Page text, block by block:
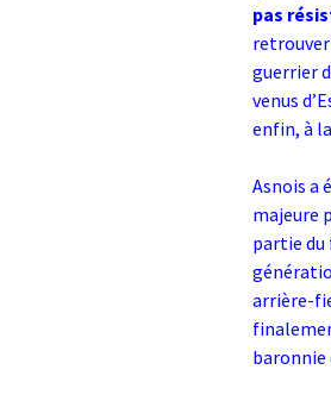
pas
guerrier
venus
enfin, à
Asnois a
majeure
partie du
arrière-
baronnie